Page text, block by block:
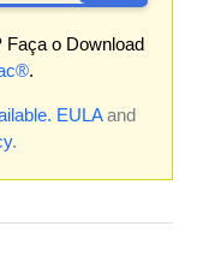
Faça o Download
.
EULAand
.